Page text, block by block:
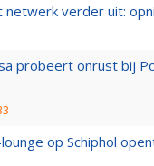
netwerk verder uit:
probeert onrust bij
op Schiphol